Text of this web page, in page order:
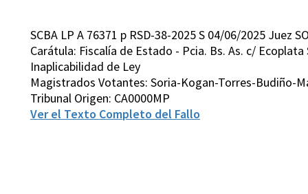
SCBA LP A 76371 p RSD-38-2025 S 04/06/2025 Juez
Carátula: Fiscalía de Estado - Pcia. Bs. As. c/
Inaplicabilidad de Ley
Magistrados Votantes: Soria-Kogan-Torres-Budiño-
Tribunal Origen: CA0000MP
Ver el Texto Completo del Fallo